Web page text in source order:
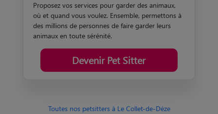
Proposez vos services pour garder des animaux,
où et quand vous voulez. Ensemble, permettons à
des millions de personnes de faire garder leurs
animaux en toute sérénité.
Devenir Pet Sitter
Toutes nos petsitters à Le Collet-de-Dèze